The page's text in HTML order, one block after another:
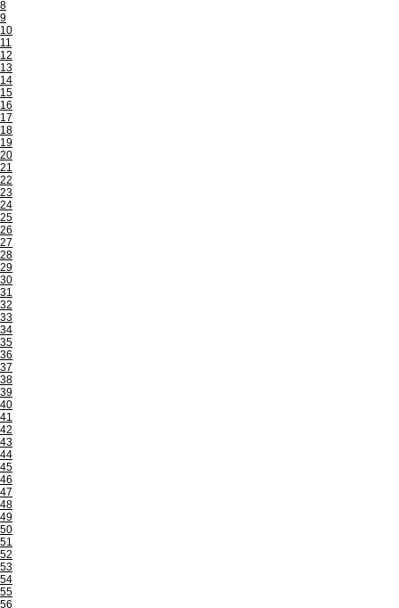
8
9
10
11
12
13
14
15
16
17
18
19
20
21
22
23
24
25
26
27
28
29
30
31
32
33
34
35
36
37
38
39
40
41
42
43
44
45
46
47
48
49
50
51
52
53
54
55
56